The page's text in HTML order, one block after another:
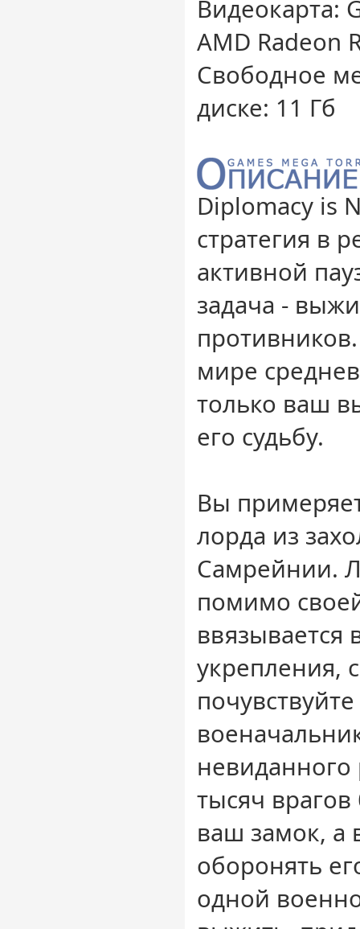
Видеокарта:
AMD Radeon
Свободное
диске: 11 Гб
Diplomacy is
стратегия в
активной
задача -
мире
только ваш
его судьбу.
Вы
лорда из
Самрейнии.
помимо
ввязывается
укрепления,
невиданного
тысяч
ваш замок, а
оборонять
одной